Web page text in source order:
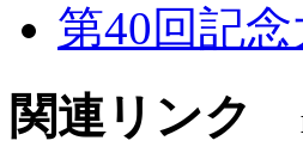
第40回記
関連リンク